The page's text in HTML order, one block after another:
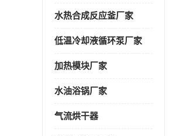
水热合成反应釜厂家
低温冷却液循环泵厂家
加热模块厂家
水油浴锅厂家
气流烘干器